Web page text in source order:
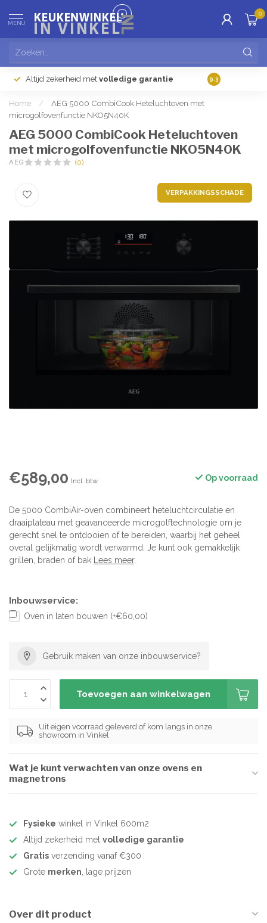
MENU
0
Altijd zekerheid met volledige garantie Gratis
9.3
Home /
AEG 5000 CombiCook Heteluchtoven met
microgolfovenfunctie NKO5N40K
AEG 5000 CombiCook Heteluchtoven
met microgolfovenfunctie NKO5N40K
AEG (0)
VERPAKKINGSSCHADE
€589,00 Incl. btw Op voorraad
De 5000 CombiAir-oven combineert heteluchtcirculatie en
draaiplateau met geavanceerde microgolftechnologie om je
gerecht snel te ontdooien of te bereiden, waarbij het geheel
overal gelijkmatig wordt verwarmd. Je kunt ook gemakkelijk
grillen, braden of bak Lees meer.
Inbouwservice:
Oven in laten bouwen (+€60,00)
Gebruik maken van onze inbouwservice?
Toevoegen aan winkelwagen
Uit eigen voorraad geleverd of kom langs in onze
showroom in Vinkel
Wat je kunt verwachten van onze ovens en
magnetrons
Fysieke winkel in Vinkel 600m2
Altijd zekerheid met volledige garantie
Gratis verzending vanaf €300
Grote merken, lage prijzen
Over dit product